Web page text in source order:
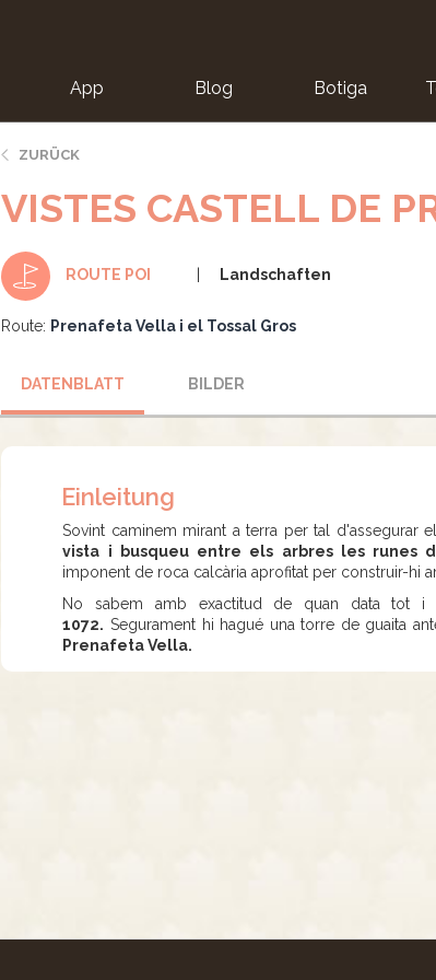
App Blog Botiga
ZURÜCK
VISTES CASTELL DE
ROUTE POI Landschaften
Route: Prenafeta Vella i el Tossal Gros
DATENBLATT BILDER
Einleitung
Sovint caminem mirant a terra per tal d'assegurar
vista i busqueu entre els arbres les runes
imponent de roca calcària aprofitat per construir-hi
No sabem amb exactitud de quan data tot i
1072. Segurament hi hagué una torre de guaita
Prenafeta Vella.